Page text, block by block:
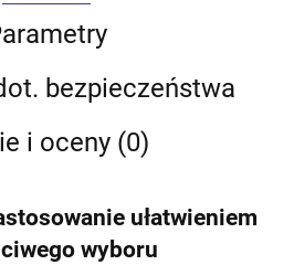
bezpieczeństwa
i oceny (0)
ułatwieniem
wyboru